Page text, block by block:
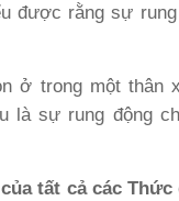
được rằng sự
ở trong một thân
là sự rung động
tất cả các